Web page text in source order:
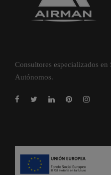
Consultores especializados en
Autónomos.